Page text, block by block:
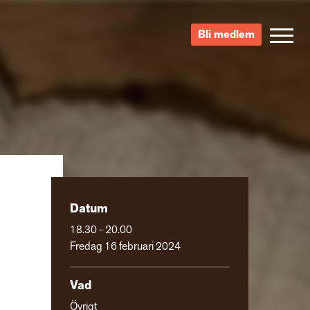
Bli medlem
Datum
18.30 - 20.00
Fredag 16 februari 2024
Vad
Övrigt